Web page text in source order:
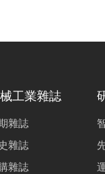
工業雜誌
雜誌
雜誌
雜誌